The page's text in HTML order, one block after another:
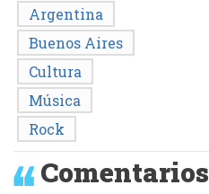
Argentina
Buenos Aires
Cultura
Música
Rock
Comentarios